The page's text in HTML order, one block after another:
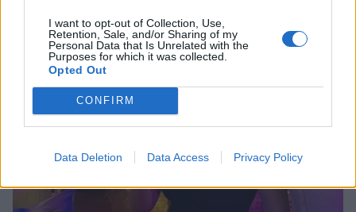
I want to opt-out of Collection, Use,
Retention, Sale, and/or Sharing of my
Personal Data that Is Unrelated with the
Purposes for which it was collected.
Opted Out
CONFIRM
Data Deletion Data Access Privacy Policy
SHOWBIZ
Νίκος Καλογερόπουλος: Πού και πότε
θα γίνει η κηδεία - Η τελευταία
επιθυμία & η παράκληση
Ρένα Μόρφη: Μαγιό, καπέλο και…
βλέπουμε για πρώτη φορά